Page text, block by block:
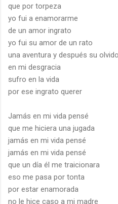
que por torpeza
yo fui a enamorarme
de un amor ingrato
yo fui su amor de un rato
una aventura y después su olvido
en mi desgracia
sufro en la vida
por ese ingrato querer
Jamás en mi vida pensé
que me hiciera una jugada
jamás en mi vida pensé
jamás en mi vida pensé
que un día él me traicionara
eso me pasa por tonta
por estar enamorada
no le hice caso a mi madre